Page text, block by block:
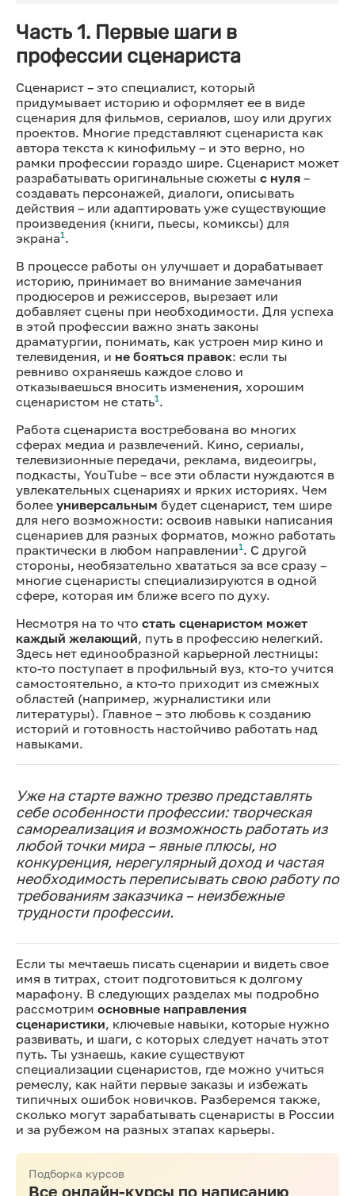
Часть 1. Первые шаги в
профессии сценариста
Сценарист – это специалист, который
придумывает историю и оформляет ее в виде
сценария для фильмов, сериалов, шоу или других
проектов. Многие представляют сценариста как
автора текста к кинофильму – и это верно, но
рамки профессии гораздо шире. Сценарист может
разрабатывать оригинальные сюжеты с нуля –
создавать персонажей, диалоги, описывать
действия – или адаптировать уже существующие
произведения (книги, пьесы, комиксы) для
экрана1 .
В процессе работы он улучшает и дорабатывает
историю, принимает во внимание замечания
продюсеров и режиссеров, вырезает или
добавляет сцены при необходимости. Для успеха
в этой профессии важно знать законы
драматургии, понимать, как устроен мир кино и
телевидения, и не бояться правок: если ты
ревниво охраняешь каждое слово и
отказываешься вносить изменения, хорошим
сценаристом не стать1 .
Работа сценариста востребована во многих
сферах медиа и развлечений. Кино, сериалы,
телевизионные передачи, реклама, видеоигры,
подкасты, YouTube – все эти области нуждаются в
увлекательных сценариях и ярких историях. Чем
более универсальным будет сценарист, тем шире
для него возможности: освоив навыки написания
сценариев для разных форматов, можно работать
практически в любом направлении1 . С другой
стороны, необязательно хвататься за все сразу –
многие сценаристы специализируются в одной
сфере, которая им ближе всего по духу.
Несмотря на то что стать сценаристом может
каждый желающий, путь в профессию нелегкий.
Здесь нет единообразной карьерной лестницы:
кто-то поступает в профильный вуз, кто-то учится
самостоятельно, а кто-то приходит из смежных
областей (например, журналистики или
литературы). Главное – это любовь к созданию
историй и готовность настойчиво работать над
навыками.
Уже на старте важно трезво представлять
себе особенности профессии: творческая
самореализация и возможность работать из
любой точки мира – явные плюсы, но
конкуренция, нерегулярный доход и частая
необходимость переписывать свою работу по
требованиям заказчика – неизбежные
трудности профессии.
Если ты мечтаешь писать сценарии и видеть свое
имя в титрах, стоит подготовиться к долгому
марафону. В следующих разделах мы подробно
рассмотрим основные направления
сценаристики, ключевые навыки, которые нужно
развивать, и шаги, с которых следует начать этот
путь. Ты узнаешь, какие существуют
специализации сценаристов, где можно учиться
ремеслу, как найти первые заказы и избежать
типичных ошибок новичков. Разберемся также,
сколько могут зарабатывать сценаристы в России
и за рубежом на разных этапах карьеры.
Подборка курсов
Все онлайн-курсы по написанию